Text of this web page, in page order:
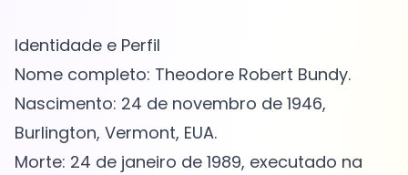
Identidade e Perfil
Nome completo: Theodore Robert Bundy.
Nascimento: 24 de novembro de 1946,
Burlington, Vermont, EUA.
Morte: 24 de janeiro de 1989, executado na